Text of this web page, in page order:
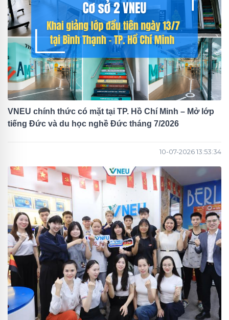
VNEU chính thức có mặt tại TP. Hồ Chí Minh – Mở lớp
tiếng Đức và du học nghề Đức tháng 7/2026
10-07-2026 13:53:34